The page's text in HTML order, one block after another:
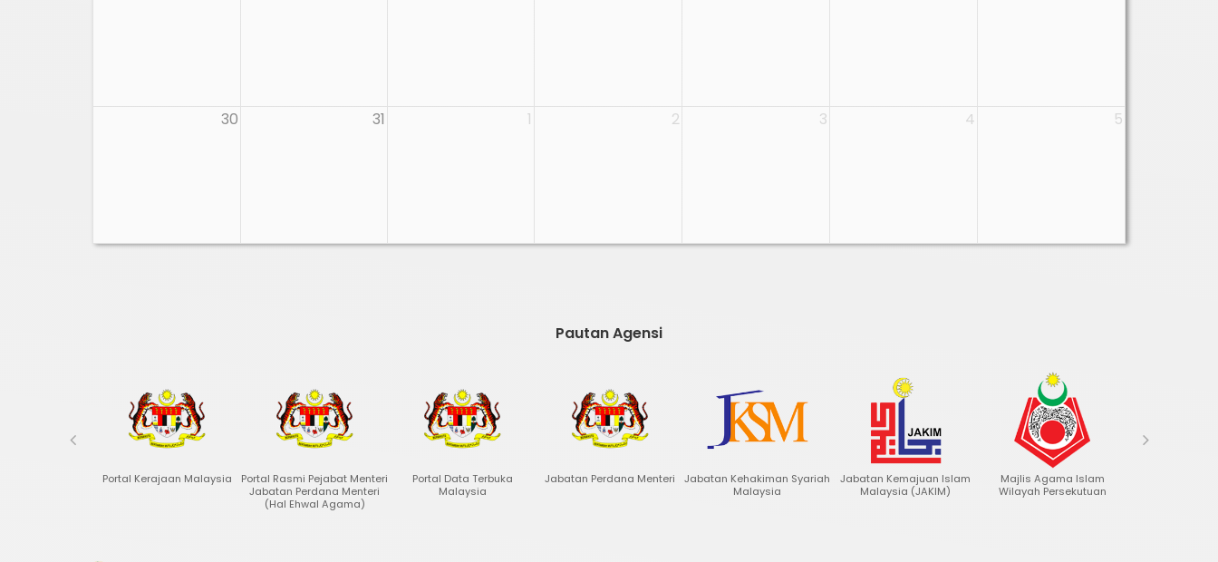
30 31 1 2 3 4 5
Pautan Agensi
Portal Kerajaan Malaysia
Portal Rasmi Pejabat Menteri
Jabatan Perdana Menteri
(Hal Ehwal Agama)
Portal Data Terbuka
Malaysia
Jabatan Perdana Menteri
Jabatan Kehakiman Syariah
Malaysia
Jabatan Kemajuan Islam
Malaysia (JAKIM)
Majlis Agama Islam
Wilayah Persekutuan